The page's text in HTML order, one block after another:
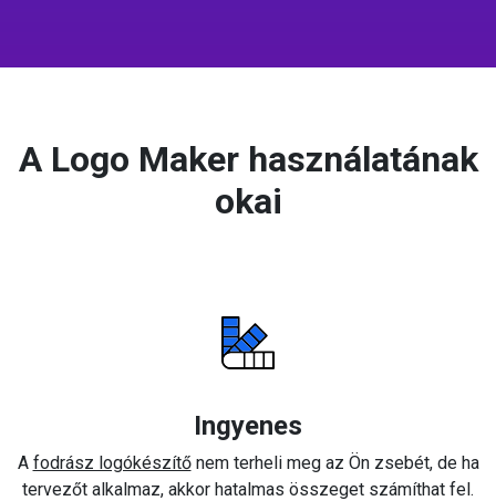
A Logo Maker használatának
okai
Ingyenes
A fodrász logókészítőnem terheli meg az Ön zsebét, de ha
tervezőt alkalmaz, akkor hatalmas összeget számíthat fel.